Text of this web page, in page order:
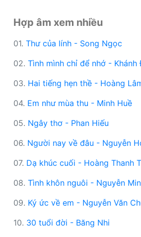
Hợp âm xem nhiều
01. Thư của lính - Song Ngọc
02. Tình mình chỉ để nhớ - Khánh
03. Hai tiếng hẹn thề - Hoàng
04. Em như mùa thu - Minh Huề
05. Ngây thơ - Phan Hiếu
06. Người nay về đâu - Nguyễn
07. Dạ khúc cuối - Hoàng Thanh
08. Tình khôn nguôi - Nguyễn
09. Ký ức về em - Nguyễn Văn
10. 30 tuổi đời - Băng Nhi